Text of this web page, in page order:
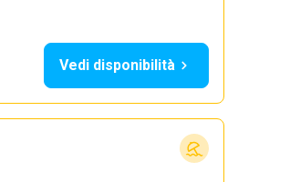
Vedi disponibilità